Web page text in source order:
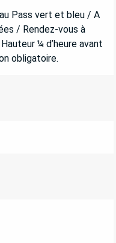
Pass vert et bleu / A
/ Rendez-vous à
¼ d’heure avant
obligatoire.